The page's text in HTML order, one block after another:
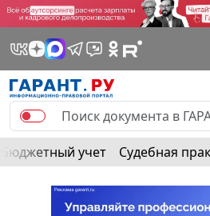
Бюджетный учет Судебная